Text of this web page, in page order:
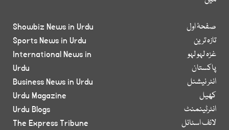
صفحۂ اول
تازہ ترین
غزہ لہو لہو
پاکستان
انٹر نیشنل
کھیل
انٹرٹینمنٹ
لائف اسٹائل
Showbiz News in Urdu
Sports News in Urdu
International News in
Urdu
Business News in Urdu
Urdu Magazine
Urdu Blogs
The Express Tribune